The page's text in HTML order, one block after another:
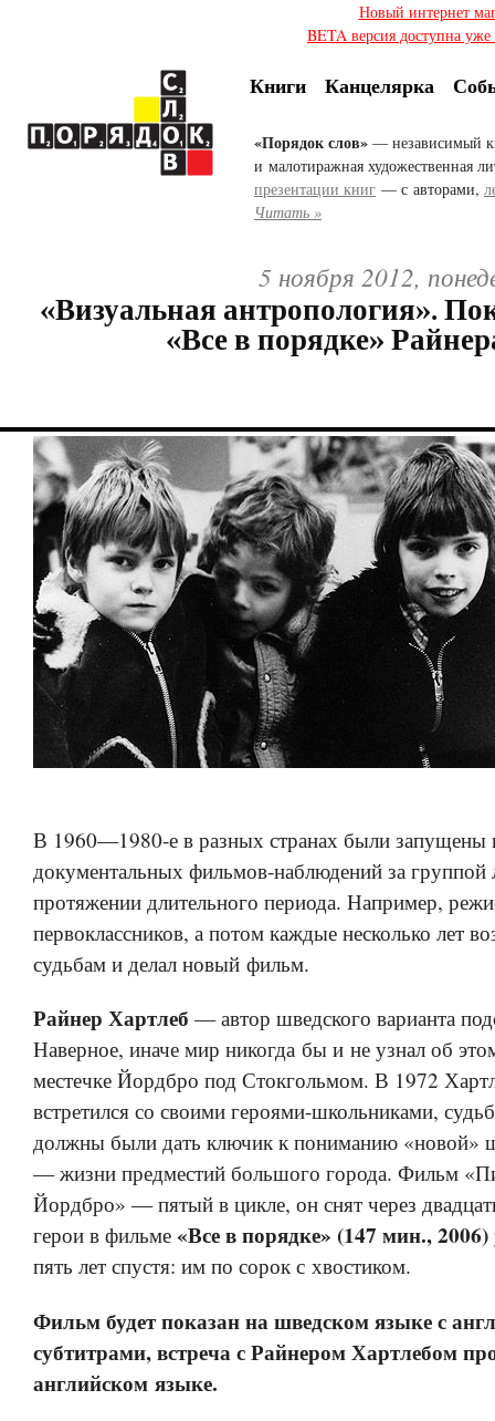
Новый интернет
BETA версия доступна
Книги Канцелярка
«Порядок слов» — независимый
и малотиражная художественная
презентации книг — с авторами,
Читать »
5 ноября 2012,
«Визуальная антропология».
«Все в порядке»
В 1960—1980-е в разных странах были запущены
документальных фильмов-наблюдений за группой
протяжении длительного периода. Например,
первоклассников, а потом каждые несколько лет
судьбам и делал новый фильм.
Райнер Хартлеб — автор шведского варианта
Наверное, иначе мир никогда бы и не узнал об
местечке Йордбро под Стокгольмом. В 1972
встретился со своими героями-школьниками,
должны были дать ключик к пониманию «новой»
— жизни предместий большого города. Фильм
Йордбро» — пятый в цикле, он снят через
герои в фильме «Все в порядке» (147 мин., 2006)
пять лет спустя: им по сорок с хвостиком.
Фильм будет показан на шведском языке с
субтитрами, встреча с Райнером Хартлебом
английском языке.